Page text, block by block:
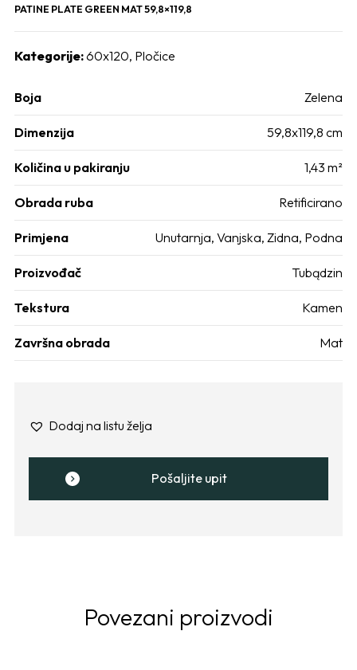
PATINE PLATE GREEN MAT 59,8×119,8
Kategorije:60x120, Pločice
Boja Zelena
Dimenzija 59,8x119,8 cm
Količina u pakiranju 1,43 m²
Obrada ruba Retificirano
Primjena Unutarnja, Vanjska, Zidna, Podna
Proizvođač Tubądzin
Tekstura Kamen
Završna obrada Mat
Dodaj na listu želja
Pošaljite upit
Povezani proizvodi